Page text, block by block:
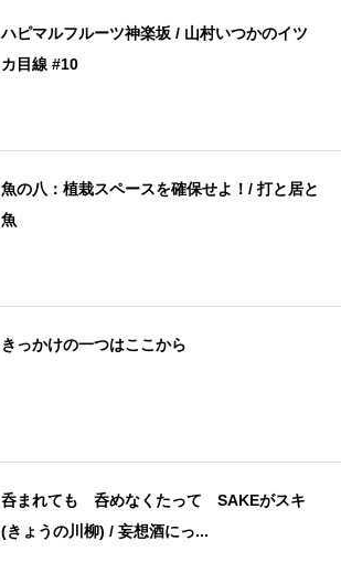
ハピマルフルーツ神楽坂 / 山村いつかのイツ
カ目線 #10
魚の八：植栽スペースを確保せよ！/ 打と居と
魚
きっかけの一つはここから
呑まれても 呑めなくたって SAKEがスキ
(きょうの川柳) / 妄想酒にっ...